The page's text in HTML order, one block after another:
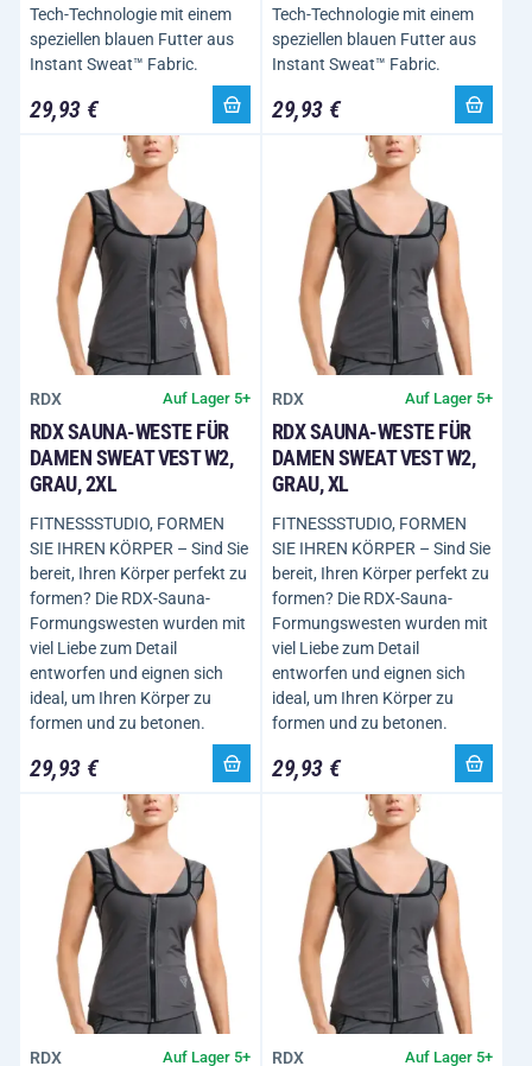
Tech-Technologie mit einem
speziellen blauen Futter aus
Instant Sweat™ Fabric.
29,93 €
Tech-Technologie mit einem
speziellen blauen Futter aus
Instant Sweat™ Fabric.
29,93 €
RDX Auf Lager 5+
RDX SAUNA-WESTE FÜR
DAMEN SWEAT VEST W2,
GRAU, 2XL
FITNESSSTUDIO, FORMEN
SIE IHREN KÖRPER – Sind Sie
bereit, Ihren Körper perfekt zu
formen? Die RDX-Sauna-
Formungswesten wurden mit
viel Liebe zum Detail
entworfen und eignen sich
ideal, um Ihren Körper zu
formen und zu betonen.
29,93 €
RDX Auf Lager 5+
RDX SAUNA-WESTE FÜR
DAMEN SWEAT VEST W2,
GRAU, XL
FITNESSSTUDIO, FORMEN
SIE IHREN KÖRPER – Sind Sie
bereit, Ihren Körper perfekt zu
formen? Die RDX-Sauna-
Formungswesten wurden mit
viel Liebe zum Detail
entworfen und eignen sich
ideal, um Ihren Körper zu
formen und zu betonen.
29,93 €
RDX Auf Lager 5+ RDX Auf Lager 5+